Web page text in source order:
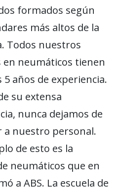
formados según
más altos de la
Todos nuestros
en neumáticos tienen
5 años de experiencia.
su extensa
nunca dejamos de
a nuestro personal.
de esto es la
neumáticos que en
a ABS. La escuela de